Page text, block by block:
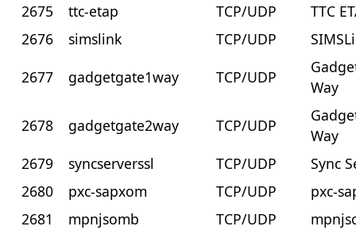
2675
ttc-etap TCP/UDP
TTC
2676
simslink TCP/UDP
2677
gadgetgate1way TCP/UDP
Way
2678
gadgetgate2way TCP/UDP
Way
2679
syncserverssl TCP/UDP
Sync
2680
pxc-sapxom TCP/UDP
pxc-
2681
mpnjsomb TCP/UDP